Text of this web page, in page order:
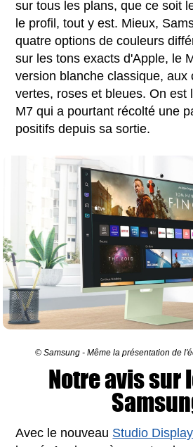
sur tous les plans, que ce soit
le profil, tout y est. Mieux,
quatre options de couleurs
sur les tons exacts d'Apple, le
version blanche classique, aux
vertes, roses et bleues. On est
M7 qui a pourtant récolté une
positifs depuis sa sortie.
© Samsung - Même la présentation de
Notre avis sur
Avec le nouveau Studio Display